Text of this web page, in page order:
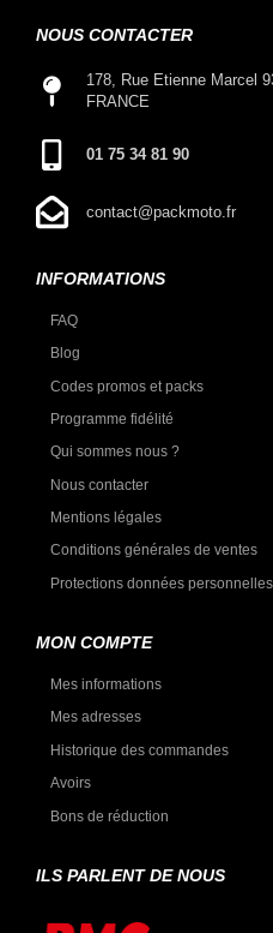
NOUS CONTACTER
178, Rue Etienne Marcel
FRANCE
01 75 34 81 90
contact@packmoto.fr
INFORMATIONS
FAQ
Blog
Codes promos et packs
Programme fidélité
Qui sommes nous ?
Nous contacter
Mentions légales
Conditions générales de ventes
Protections données personnelles
MON COMPTE
Mes informations
Mes adresses
Historique des commandes
Avoirs
Bons de réduction
ILS PARLENT DE NOUS